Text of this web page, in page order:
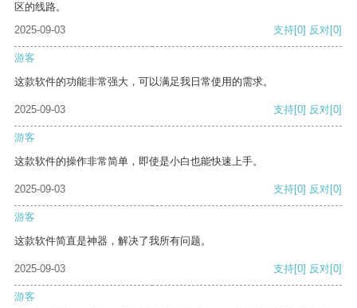
区的线路。
2025-09-03
支持[0] 反对[0]
游客
这款软件的功能非常强大，可以满足我日常使用的需求。
2025-09-03 支持[0] 反对[0]
游客
这款软件的操作非常简单，即使是小白也能快速上手。
2025-09-03 支持[0] 反对[0]
游客
这款软件简直是神器，解决了我所有问题。
2025-09-03 支持[0] 反对[0]
游客